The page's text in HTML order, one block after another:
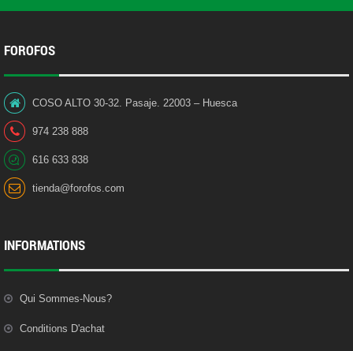
FOROFOS
COSO ALTO 30-32. Pasaje. 22003 – Huesca
974 238 888
616 633 838
tienda@forofos.com
INFORMATIONS
Qui Sommes-Nous?
Conditions D'achat